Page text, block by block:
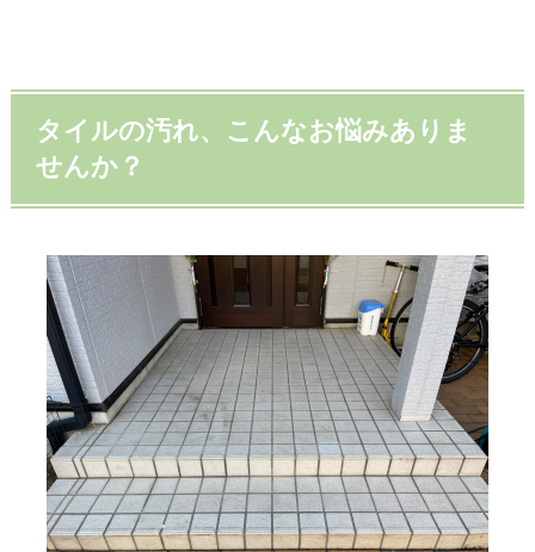
タイルの汚れ、こんなお悩みありま
せんか？